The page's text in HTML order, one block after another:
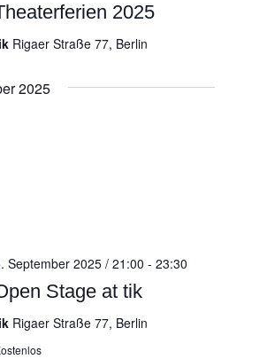
2025
Rigaer Straße 77, Berlin
2025
Stage at tik
September 2025 / 21:00 - 23:30
Rigaer Straße 77, Berlin